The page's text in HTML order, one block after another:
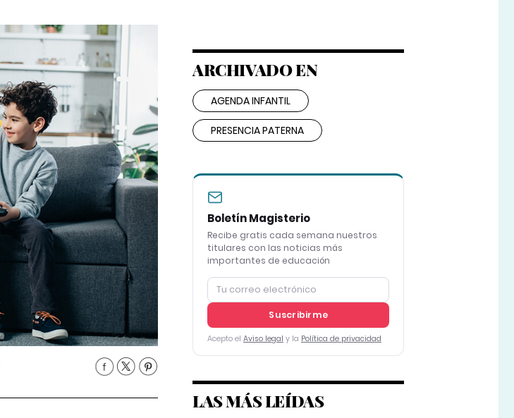
ARCHIVADO EN
AGENDA INFANTIL
PRESENCIA PATERNA
Boletín Magisterio
Recibe gratis cada semana nuestros
titulares con las noticias más
importantes de educación
Suscribirme
Acepto el Aviso legal y la Política de privacidad
LAS MÁS LEÍDAS